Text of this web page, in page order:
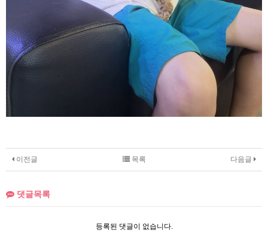
이전글 다음글
목록
댓글목록
등록된 댓글이 없습니다.